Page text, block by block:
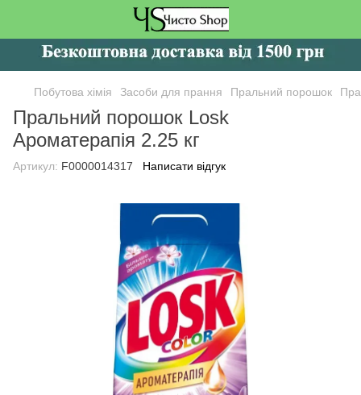
Побутова хімія Засоби для прання Пральний порошок
Пральний порошок Losk
Ароматерапія 2.25 кг
Артикул: F0000014317 Написати відгук